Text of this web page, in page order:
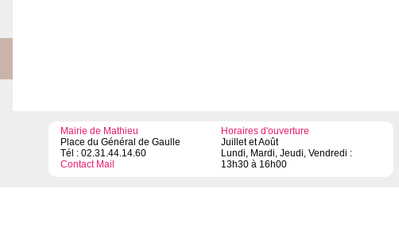
Mairie de Mathieu
Place du Général de Gaulle
Tél : 02.31.44.14.60
Contact Mail
Horaires d'ouverture
Juillet et Août
Lundi, Mardi, Jeudi, Vendredi :
13h30 à 16h00